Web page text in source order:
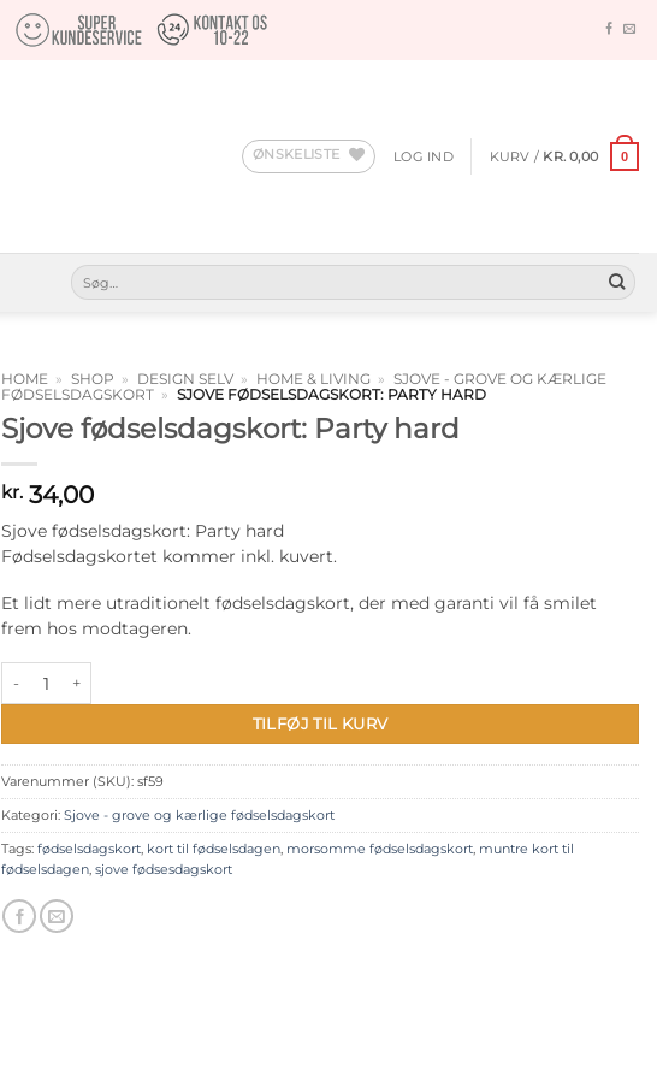
ØNSKELISTE LOG IND KURV / KR.0,00 0
Søg
efter:
HOME » SHOP » DESIGN SELV » HOME & LIVING » SJOVE - GROVE OG KÆRLIGE
FØDSELSDAGSKORT » SJOVE FØDSELSDAGSKORT: PARTY HARD
Sjove fødselsdagskort: Party hard
kr. 34,00
Sjove fødselsdagskort: Party hard
Fødselsdagskortet kommer inkl. kuvert.
Et lidt mere utraditionelt fødselsdagskort, der med garanti vil få smilet
frem hos modtageren.
TILFØJ TIL KURV
Varenummer (SKU): sf59
Kategori: Sjove - grove og kærlige fødselsdagskort
Tags: fødselsdagskort, kort til fødselsdagen, morsomme fødselsdagskort, muntre kort til
fødselsdagen, sjove fødsesdagskort